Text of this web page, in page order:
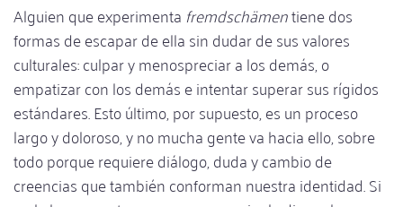
Alguien que experimentafremdschämentiene dos
formas de escapar de ella sin dudar de sus valores
culturales: culpar y menospreciar a los demás, o
empatizar con los demás e intentar superar sus rígidos
estándares. Esto último, por supuesto, es un proceso
largo y doloroso, y no mucha gente va hacia ello, sobre
todo porque requiere diálogo, duda y cambio de
creencias que también conforman nuestra identidad. Si